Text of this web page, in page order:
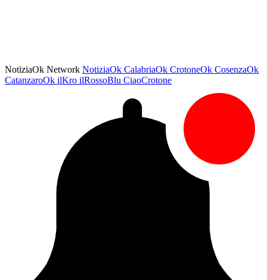
NotiziaOk Network NotiziaOk CalabriaOk CrotoneOk CosenzaOk
CatanzaroOk ilKro ilRossoBlu CiaoCrotone